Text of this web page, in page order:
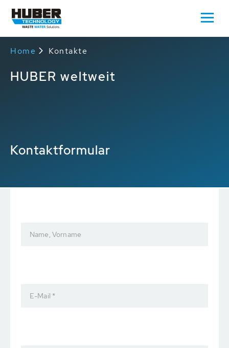
Home Kontakte
HUBER weltweit
Kontaktformular
Name, Vorname
E-Mail *